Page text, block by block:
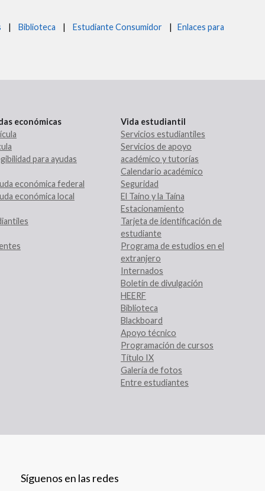
| Biblioteca | Estudiante Consumidor |
Enlaces para
económicas
para ayudas
económica federal
económica local
Vida estudiantil
Servicios estudiantiles
Servicios de apoyo
académico y tutorías
Calendario académico
Seguridad
El Taíno y la Taína
Estacionamiento
Tarjeta de identificación de
estudiante
Programa de estudios en el
extranjero
Internados
Boletín de divulgación
HEERF
Biblioteca
Blackboard
Apoyo técnico
Programación de cursos
Título IX
Galería de fotos
Entre estudiantes
Síguenos en las redes